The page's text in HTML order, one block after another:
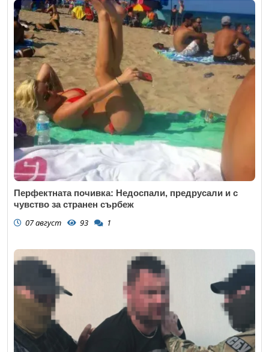
Перфектната почивка: Недоспали, предрусали и с
чувство за странен сърбеж
07 август 93 1